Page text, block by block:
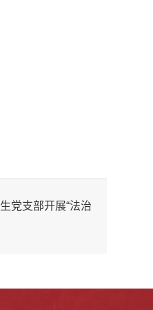
党支部开展“法治